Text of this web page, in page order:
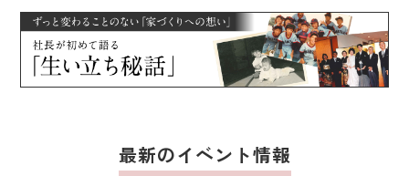
最新のイベント情報